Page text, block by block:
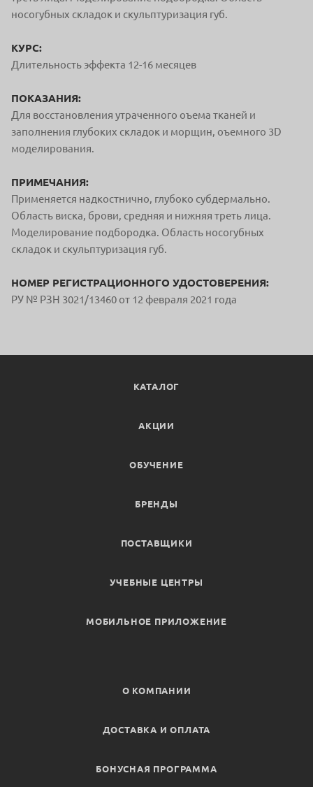
носогубных складок и скульптуризация губ.
КУРС:
Длительность эффекта 12-16 месяцев
ПОКАЗАНИЯ:
Для восстановления утраченного оъема тканей и
заполнения глубоких складок и морщин, оъемного 3D
моделирования.
ПРИМЕЧАНИЯ:
Применяется надкостнично, глубоко субдермально.
Область виска, брови, средняя и нижняя треть лица.
Моделирование подбородка. Область носогубных
складок и скульптуризация губ.
НОМЕР РЕГИСТРАЦИОННОГО УДОСТОВЕРЕНИЯ:
РУ № РЗН 3021/13460 от 12 февраля 2021 года
КАТАЛОГ
АКЦИИ
ОБУЧЕНИЕ
БРЕНДЫ
ПОСТАВЩИКИ
УЧЕБНЫЕ ЦЕНТРЫ
МОБИЛЬНОЕ ПРИЛОЖЕНИЕ
О КОМПАНИИ
ДОСТАВКА И ОПЛАТА
БОНУСНАЯ ПРОГРАММА